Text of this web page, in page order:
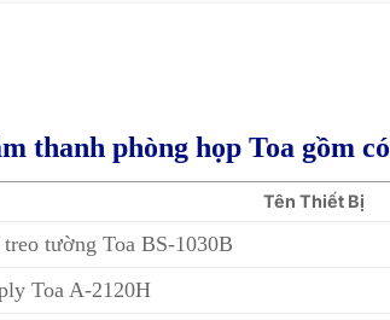
thanh phòng họp Toa gồm có
Tên Thiết Bị
tường Toa BS-1030B
Toa A-2120H